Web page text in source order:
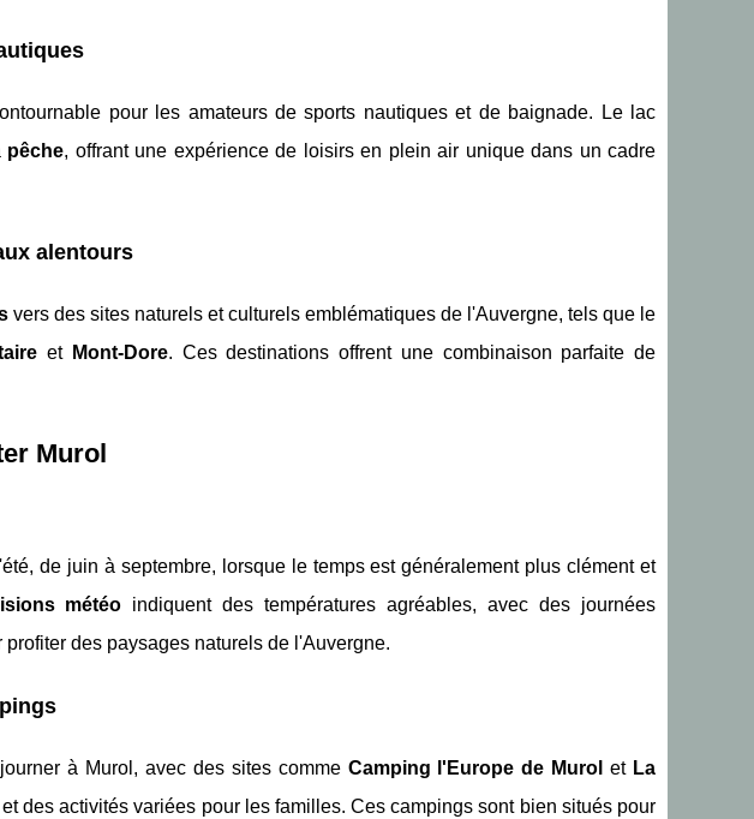
pour les amateurs de sports nautiques et de baignade. Le lac
pêche, offrant une expérience de loisirs en plein air unique dans un cadre
alentours
vers des sites naturels et culturels emblématiques de l'Auvergne, tels que le
et Mont-Dore. Ces destinations offrent une combinaison parfaite de
Murol
de juin à septembre, lorsque le temps est généralement plus clément et
météo indiquent des températures agréables, avec des journées
des paysages naturels de l'Auvergne.
à Murol, avec des sites comme Camping l'Europe de Murol et La
des activités variées pour les familles. Ces campings sont bien situés pour